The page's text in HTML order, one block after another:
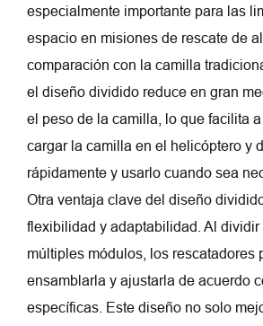
especialmente importante para las
espacio en misiones de rescate de
comparación con la camilla
el diseño dividido reduce en gran
el peso de la camilla, lo que facilita
cargar la camilla en el helicóptero y
rápidamente y usarlo cuando sea
Otra ventaja clave del diseño
flexibilidad y adaptabilidad. Al dividir
múltiples módulos, los rescatadores
ensamblarla y ajustarla de acuerdo
específicas. Este diseño no solo